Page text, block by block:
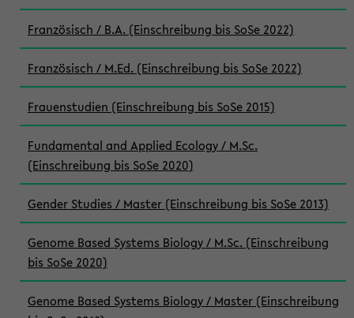
Französisch / B.A. (Einschreibung bis SoSe 2022)
Französisch / M.Ed. (Einschreibung bis SoSe 2022)
Frauenstudien (Einschreibung bis SoSe 2015)
Fundamental and Applied Ecology / M.Sc.
(Einschreibung bis SoSe 2020)
Gender Studies / Master (Einschreibung bis SoSe 2013)
Genome Based Systems Biology / M.Sc. (Einschreibung
bis SoSe 2020)
Genome Based Systems Biology / Master (Einschreibung